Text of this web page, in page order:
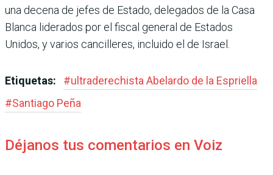
una decena de jefes de Estado, delegados de la Casa
Blanca liderados por el fiscal general de Estados
Unidos, y varios cancilleres, incluido el de Israel.
Etiquetas: #ultraderechista Abe­lardo de la Espriella
#Santiago Peña
Déjanos tus comentarios en Voiz